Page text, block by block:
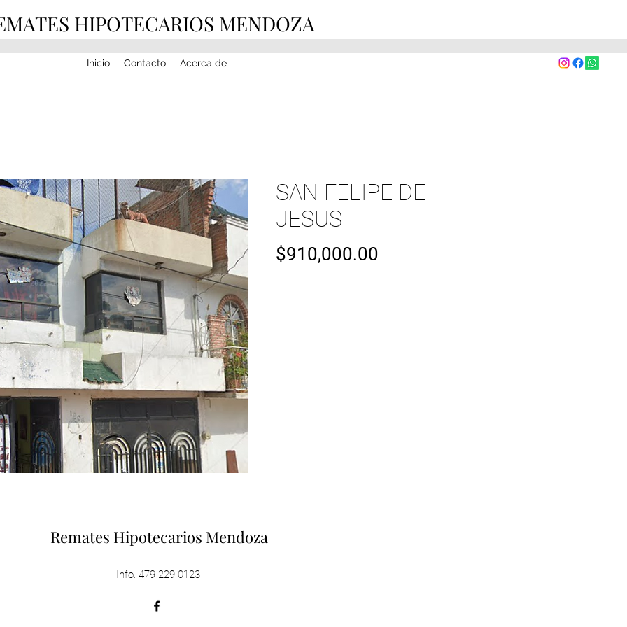
HIPOTECARIOS MENDOZA
Inicio Contacto Acerca de
SAN FELIPE DE
JESUS
$910,000.00
Remates Hipotecarios Mendoza
Info. 479 229 0123